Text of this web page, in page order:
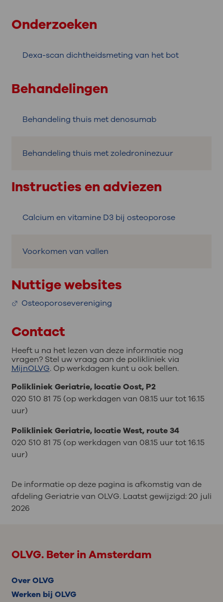
Onderzoeken
Dexa-scan dichtheidsmeting van het bot
Behandelingen
Behandeling thuis met denosumab
Behandeling thuis met zoledroninezuur
Instructies en adviezen
Calcium en vitamine D3 bij osteoporose
Voorkomen van vallen
Nuttige websites
Osteoporosevereniging
Contact
Heeft u na het lezen van deze informatie nog
vragen? Stel uw vraag aan de polikliniek via
MijnOLVG. Op werkdagen kunt u ook bellen.
Polikliniek Geriatrie, locatie Oost, P2
020 510 81 75 (op werkdagen van 08.15 uur tot 16.15
uur)
Polikliniek Geriatrie, locatie West, route 34
020 510 81 75 (op werkdagen van 08.15 uur tot 16.15
uur)
De informatie op deze pagina is afkomstig van de
afdeling Geriatrie van OLVG. Laatst gewijzigd:20 juli
2026
OLVG. Beter in Amsterdam
Over OLVG
Werken bij OLVG